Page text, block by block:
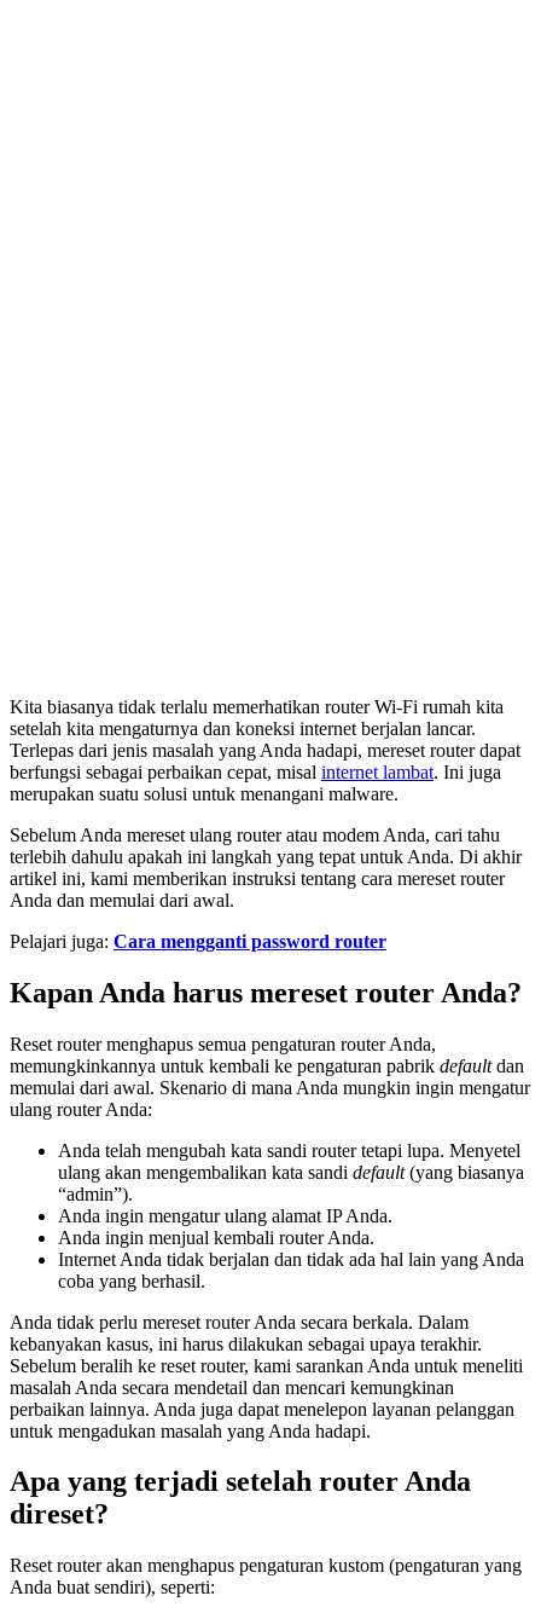
Kita biasanya tidak terlalu memerhatikan router Wi-Fi rumah kita
setelah kita mengaturnya dan koneksi internet berjalan lancar.
Terlepas dari jenis masalah yang Anda hadapi, mereset router dapat
berfungsi sebagai perbaikan cepat, misal internet lambat. Ini juga
merupakan suatu solusi untuk menangani malware.
Sebelum Anda mereset ulang router atau modem Anda, cari tahu
terlebih dahulu apakah ini langkah yang tepat untuk Anda. Di akhir
artikel ini, kami memberikan instruksi tentang cara mereset router
Anda dan memulai dari awal.
Pelajari juga: Cara mengganti password router
Kapan Anda harus mereset router Anda?
Reset router menghapus semua pengaturan router Anda,
memungkinkannya untuk kembali ke pengaturan pabrik defaultdan
memulai dari awal. Skenario di mana Anda mungkin ingin mengatur
ulang router Anda:
Anda telah mengubah kata sandi router tetapi lupa. Menyetel
ulang akan mengembalikan kata sandi default(yang biasanya
“admin”).
Anda ingin mengatur ulang alamat IP Anda.
Anda ingin menjual kembali router Anda.
Internet Anda tidak berjalan dan tidak ada hal lain yang Anda
coba yang berhasil.
Anda tidak perlu mereset router Anda secara berkala. Dalam
kebanyakan kasus, ini harus dilakukan sebagai upaya terakhir.
Sebelum beralih ke reset router, kami sarankan Anda untuk meneliti
masalah Anda secara mendetail dan mencari kemungkinan
perbaikan lainnya. Anda juga dapat menelepon layanan pelanggan
untuk mengadukan masalah yang Anda hadapi.
Apa yang terjadi setelah router Anda
direset?
Reset router akan menghapus pengaturan kustom (pengaturan yang
Anda buat sendiri), seperti: